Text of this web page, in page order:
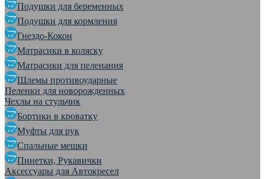
Подушки для беременных
Подушки для кормления
Гнездо-Кокон
Матрасики в коляску
Матрасики для пеленания
Шлемы противоударные
Пеленки для новорожденных
Чехлы на стульчик
Бортики в кроватку
Муфты для рук
Спальные мешки
Пинетки, Рукавички
Аксессуары для Автокресел